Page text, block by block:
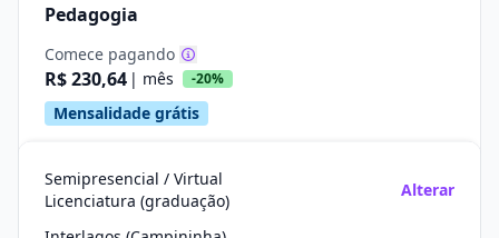
Pedagogia
Comece pagando
R$ 230,64 | mês -20%
Mensalidade grátis
Semipresencial / Virtual
Licenciatura (graduação)
Alterar